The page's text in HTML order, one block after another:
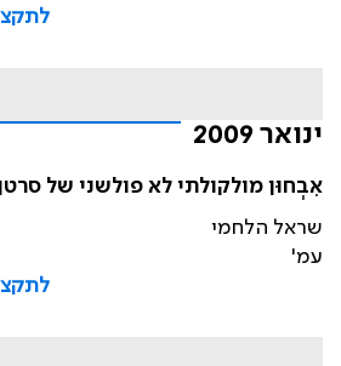
ינואר 2009
אִבְחוּן מולקולתי לא פולשני של
שראל הלחמי
עמ'